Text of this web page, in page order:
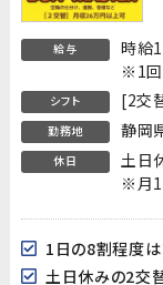
給与
時給
※1回
シフト [2交
勤務地 静岡
休日
土日
※月1